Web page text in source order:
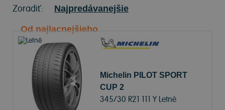
Zoradiť: Najpredávanejšie
Od najlacnejšieho
Michelin PILOT SPORT
CUP 2
345/30 R21 111 Y Letné